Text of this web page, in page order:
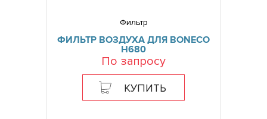
Фильтр
ФИЛЬТР ВОЗДУХА ДЛЯ BONECO
H680
По запросу
КУПИТЬ